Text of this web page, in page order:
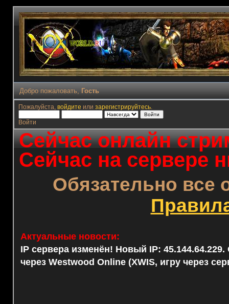
Добро пожаловать, Гость
Пожалуйста, войдите или зарегистрируйтесь.
Войти
Сейчас онлайн
Сейчас на сервере
Обязательно все
Актуальные новости:
IP сервера изменён! Новый IP: 45.144.64.229.
через Westwood Online (XWIS, игру через